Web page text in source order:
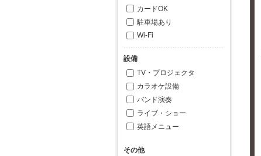
カードOK
駐車場あり
Wi-Fi
設備
TV・プロジェクタ
カラオケ設備
バンド演奏
ライブ・ショー
英語メニュー
その他